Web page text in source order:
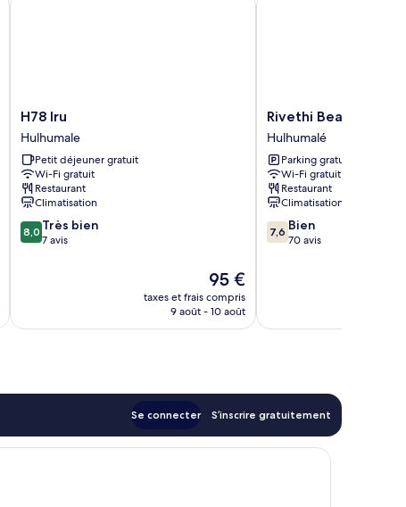
H78
Iru
Hulhumale
H78 Iru
Hulhumale
Petit déjeuner gratuit
Wi-Fi gratuit
Restaurant
Climatisation
8.0
sur
8,0 Très bien
7 avis
Le
nouveau
prix
95 €
taxes et frais compris
9 août - 10 août
Rivethi
Beach
hotel
Hulhumalé
Rivethi Beach hotel
Hulhumalé
Parking gratuit
Wi-Fi gratuit
Restaurant
Climatisation
7.6
sur
7,6 Bien
70 avis
Se connecter S’inscrire gratuitement